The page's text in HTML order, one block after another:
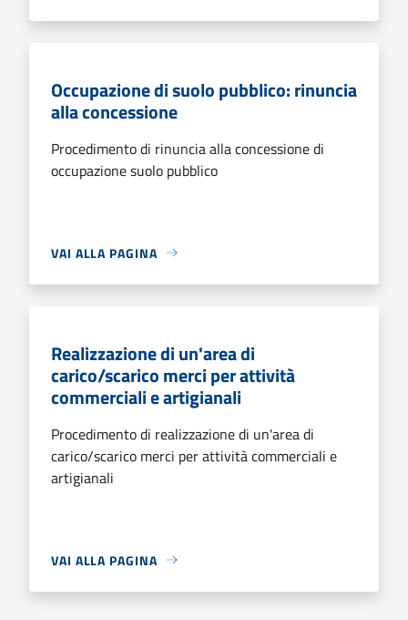
Occupazione di suolo pubblico: rinuncia
alla concessione
Procedimento di rinuncia alla concessione di
occupazione suolo pubblico
VAI ALLA PAGINA
Realizzazione di un'area di
carico/scarico merci per attività
commerciali e artigianali
Procedimento di realizzazione di un'area di
carico/scarico merci per attività commerciali e
artigianali
VAI ALLA PAGINA